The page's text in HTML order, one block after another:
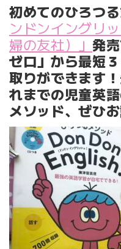
初めてのひろつ
ンドンイングリ
婦の友社）」 発
ゼロ」から最短
取りができます
れまでの児童英
メソッド、ぜひ